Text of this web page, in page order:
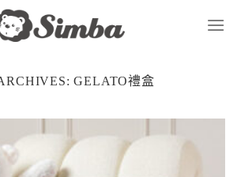
GELATO禮盒